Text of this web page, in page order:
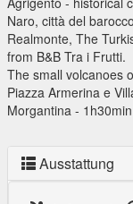
Naro, città del
Realmonte, The
from B&B Tra i Frutti.
The small volcanoes
Piazza Armerina e
Morgantina -
Ausstattung